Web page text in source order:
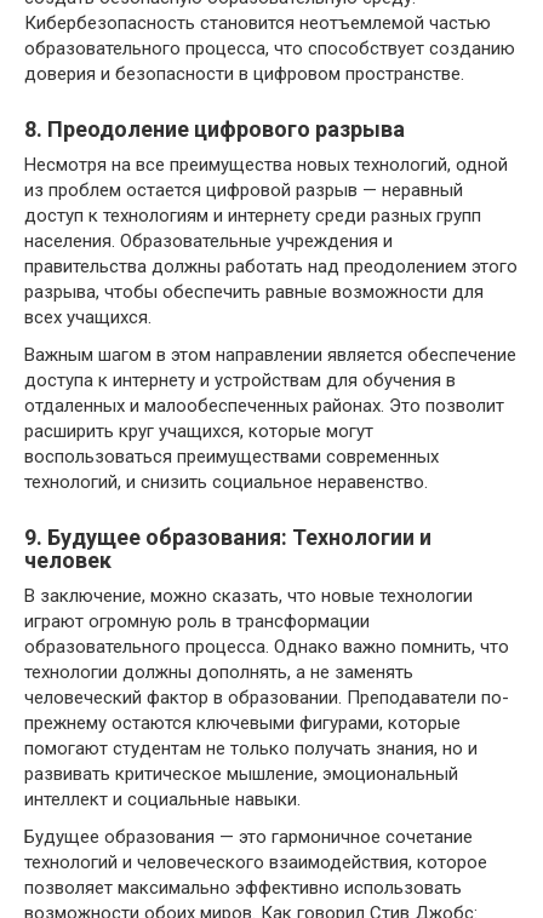
Кибербезопасность становится неотъемлемой частью
образовательного процесса, что способствует созданию
доверия и безопасности в цифровом пространстве.
8. Преодоление цифрового разрыва
Несмотря на все преимущества новых технологий, одной
из проблем остается цифровой разрыв — неравный
доступ к технологиям и интернету среди разных групп
населения. Образовательные учреждения и
правительства должны работать над преодолением этого
разрыва, чтобы обеспечить равные возможности для
всех учащихся.
Важным шагом в этом направлении является обеспечение
доступа к интернету и устройствам для обучения в
отдаленных и малообеспеченных районах. Это позволит
расширить круг учащихся, которые могут
воспользоваться преимуществами современных
технологий, и снизить социальное неравенство.
9. Будущее образования: Технологии и
человек
В заключение, можно сказать, что новые технологии
играют огромную роль в трансформации
образовательного процесса. Однако важно помнить, что
технологии должны дополнять, а не заменять
человеческий фактор в образовании. Преподаватели по-
прежнему остаются ключевыми фигурами, которые
помогают студентам не только получать знания, но и
развивать критическое мышление, эмоциональный
интеллект и социальные навыки.
Будущее образования — это гармоничное сочетание
технологий и человеческого взаимодействия, которое
позволяет максимально эффективно использовать
возможности обоих миров. Как говорил Стив Джобс: